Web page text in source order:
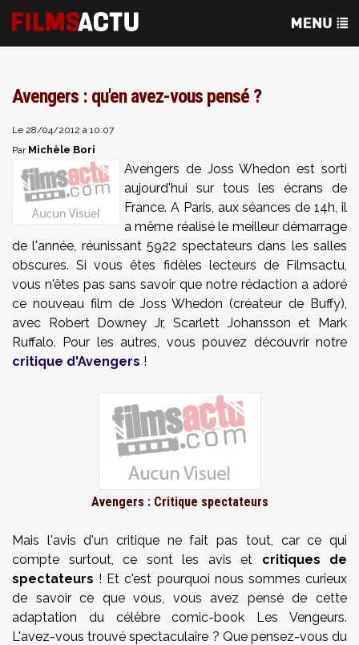
Avengers : qu'en avez-vous pensé ?
Le 28/04/2012 à 10:07
Par Michèle Bori
Avengers de Joss Whedon est sorti
aujourd'hui sur tous les écrans de
France. A Paris, aux séances de 14h, il
a même réalisé le meilleur démarrage
de l'année, réunissant 5922 spectateurs dans les salles
obscures. Si vous êtes fidèles lecteurs de Filmsactu,
vous n'êtes pas sans savoir que notre rédaction a adoré
ce nouveau film de Joss Whedon (créateur de Buffy),
avec Robert Downey Jr, Scarlett Johansson et Mark
Ruffalo. Pour les autres, vous pouvez découvrir notre
critique d'Avengers !
Avengers : Critique spectateurs
Mais l'avis d'un critique ne fait pas tout, car ce qui
compte surtout, ce sont les avis et critiques de
spectateurs ! Et c'est pourquoi nous sommes curieux
de savoir ce que vous, vous avez pensé de cette
adaptation du célèbre comic-book Les Vengeurs.
L'avez-vous trouvé spectaculaire ? Que pensez-vous du